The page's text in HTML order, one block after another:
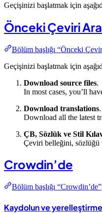
Geçişinizi başlatmak için
Önceki Çeviri
Bölüm başlığı “Önceki
Geçişinizi başlatmak için
Download source files.
In most cases, you’ll
Download translations.
Download all the latest
ÇB, Sözlük ve Stil
Çeviri belleğini, sözlüğü
Crowdin’de
Bölüm başlığı “Crowdin’de”
Kaydolun ve